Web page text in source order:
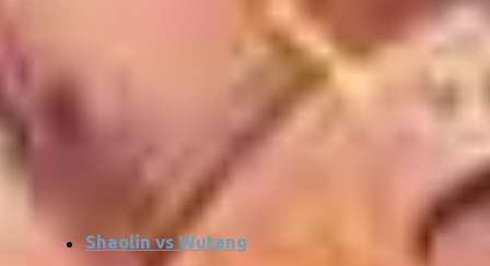
Shaolin vs Wutang